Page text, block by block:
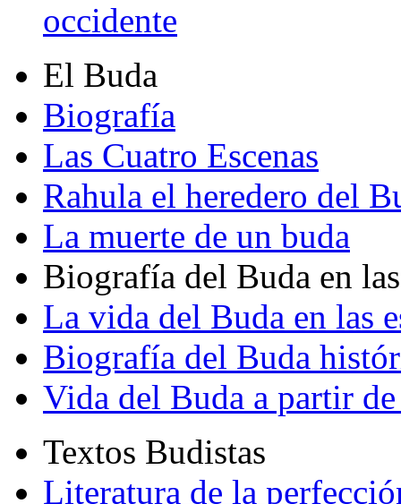
occidente
El Buda
Biografía
Las Cuatro Escenas
Rahula el heredero del
La muerte de un buda
Biografía del Buda en
La vida del Buda en las
Biografía del Buda
Vida del Buda a partir de
Textos Budistas
Literatura de la